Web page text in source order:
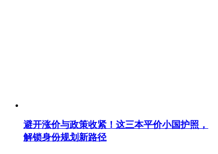
避开涨价与政策收紧！这三本平价小国护照，
解锁身份规划新路径